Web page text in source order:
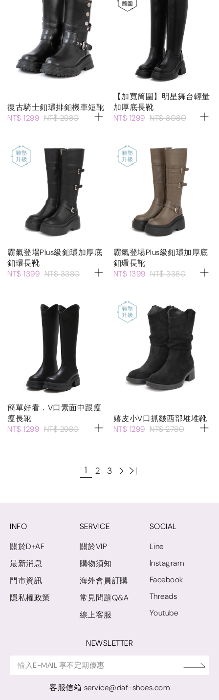
復古騎士釦環排釦機車短靴
NT$ 1299 NT$ 2980
【加寬筒圍】明星舞台輕量
加厚底長靴
NT$ 1299 NT$ 3080
霸氣登場Plus級釦環加厚底
釦環長靴
NT$ 1399 NT$ 3380
霸氣登場Plus級釦環加厚底
釦環長靴
NT$ 1399 NT$ 3380
簡單好看．V口素面中跟瘦
瘦長靴
NT$ 1299 NT$ 2980
嬉皮小V口抓皺西部堆堆靴
NT$ 1299 NT$ 2780
1 2 3
INFO
關於D+AF
最新消息
門市資訊
隱私權政策
SERVICE
關於VIP
購物須知
海外會員訂購
常見問題Q&A
線上客服
SOCIAL
Line
Instagram
Facebook
Threads
Youtube
NEWSLETTER
客服信箱 service@daf-shoes.com